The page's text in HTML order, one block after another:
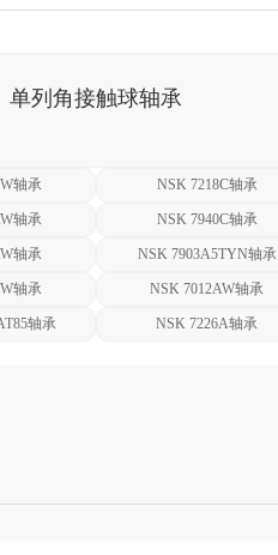
单列角接触球轴承
轴承 NSK 7218C轴承
轴承 NSK 7940C轴承
轴承 NSK 7903A5TYN轴承
轴承 NSK 7012AW轴承
轴承 NSK 7226A轴承